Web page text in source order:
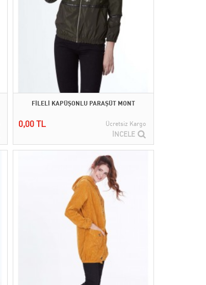
FİLELİ KAPÜŞONLU PARAŞÜT MONT
0,00 TL Ücretsiz Kargo
İNCELE